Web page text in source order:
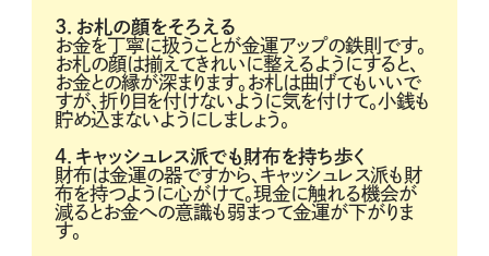
3．お札の顔をそろえる
お金を丁寧に扱うことが金運アップの鉄則です。
お札の顔は揃えてきれいに整えるようにすると、
お金との縁が深まります。お札は曲げてもいいで
すが、折り目を付けないように気を付けて。小銭も
貯め込まないようにしましょう。
4．キャッシュレス派でも財布を持ち歩く
財布は金運の器ですから、キャッシュレス派も財
布を持つように心がけて。現金に触れる機会が
減るとお金への意識も弱まって金運が下がりま
す。